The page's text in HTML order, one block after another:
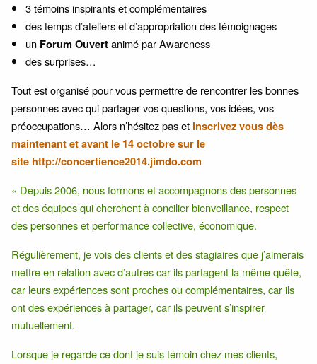
3 témoins inspirants et complémentaires
des temps d’ateliers et d’appropriation des témoignages
un Forum Ouvertanimé par Awareness
des surprises…
Tout est organisé pour vous permettre de rencontrer les bonnes
personnes avec qui partager vos questions, vos idées, vos
préoccupations… Alors n’hésitez pas et inscrivez vous dès
maintenant et avant le 14 octobre sur le
site http://concertience2014.jimdo.com
« Depuis 2006, nous formons et accompagnons des personnes
et des équipes qui cherchent à concilier bienveillance, respect
des personnes et performance collective, économique.
Régulièrement, je vois des clients et des stagiaires que j’aimerais
mettre en relation avec d’autres car ils partagent la même quête,
car leurs expériences sont proches ou complémentaires, car ils
ont des expériences à partager, car ils peuvent s’inspirer
mutuellement.
Lorsque je regarde ce dont je suis témoin chez mes clients,